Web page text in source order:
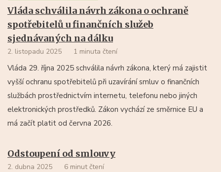
Vláda schválila návrh zákona o ochraně
spotřebitelů u finančních služeb
sjednávaných na dálku
2. listopadu 2025 1 minuta čtení
Vláda 29. října 2025 schválila návrh zákona, který má zajistit
vyšší ochranu spotřebitelů při uzavírání smluv o finančních
službách prostřednictvím internetu, telefonu nebo jiných
elektronických prostředků. Zákon vychází ze směrnice EU a
má začít platit od června 2026.
Odstoupení od smlouvy
2. dubna 2025 6 minut čtení